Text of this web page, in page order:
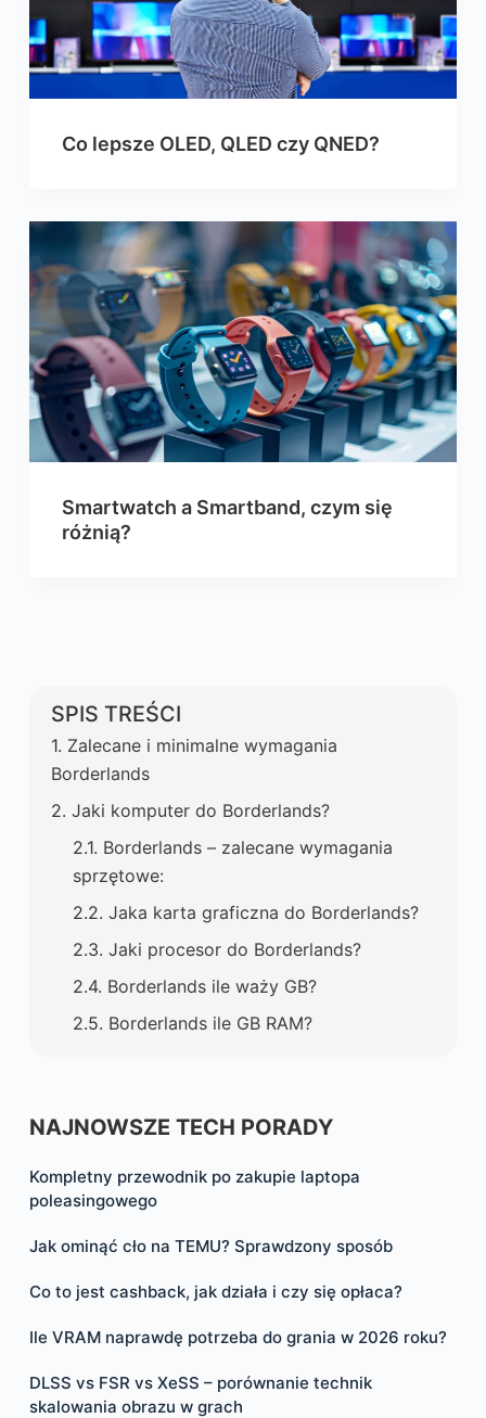
Co lepsze OLED, QLED czy QNED?
Smartwatch a Smartband, czym się
różnią?
SPIS TREŚCI
Zalecane i minimalne wymagania
Borderlands
Jaki komputer do Borderlands?
Borderlands – zalecane wymagania
sprzętowe:
Jaka karta graficzna do Borderlands?
Jaki procesor do Borderlands?
Borderlands ile waży GB?
Borderlands ile GB RAM?
NAJNOWSZE TECH PORADY
Kompletny przewodnik po zakupie laptopa
poleasingowego
Jak ominąć cło na TEMU? Sprawdzony sposób
Co to jest cashback, jak działa i czy się opłaca?
Ile VRAM naprawdę potrzeba do grania w 2026 roku?
DLSS vs FSR vs XeSS – porównanie technik
skalowania obrazu w grach